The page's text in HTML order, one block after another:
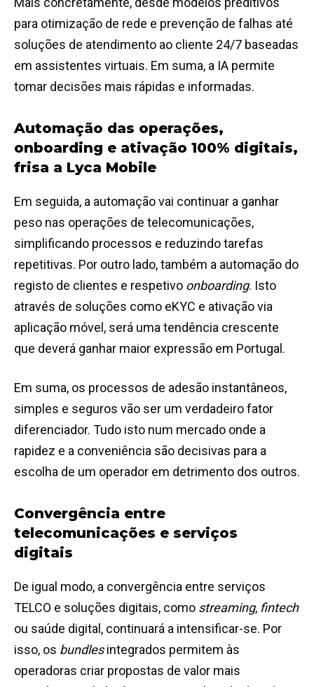
para otimização de rede e prevenção de falhas até
soluções de atendimento ao cliente 24/7 baseadas
em assistentes virtuais. Em suma, a IA permite
tomar decisões mais rápidas e informadas.
Automação das operações,
onboarding e ativação 100% digitais,
frisa a Lyca Mobile
Em seguida, a automação vai continuar a ganhar
peso nas operações de telecomunicações,
simplificando processos e reduzindo tarefas
repetitivas. Por outro lado, também a automação do
registo de clientes e respetivo onboarding. Isto
através de soluções como eKYC e ativação via
aplicação móvel, será uma tendência crescente
que deverá ganhar maior expressão em Portugal.
Em suma, os processos de adesão instantâneos,
simples e seguros vão ser um verdadeiro fator
diferenciador. Tudo isto num mercado onde a
rapidez e a conveniência são decisivas para a
escolha de um operador em detrimento dos outros.
Convergência entre
telecomunicações e serviços
digitais
De igual modo, a convergência entre serviços
TELCO e soluções digitais, como streaming, fintech
ou saúde digital, continuará a intensificar-se. Por
isso, os bundlesintegrados permitem às
operadoras criar propostas de valor mais